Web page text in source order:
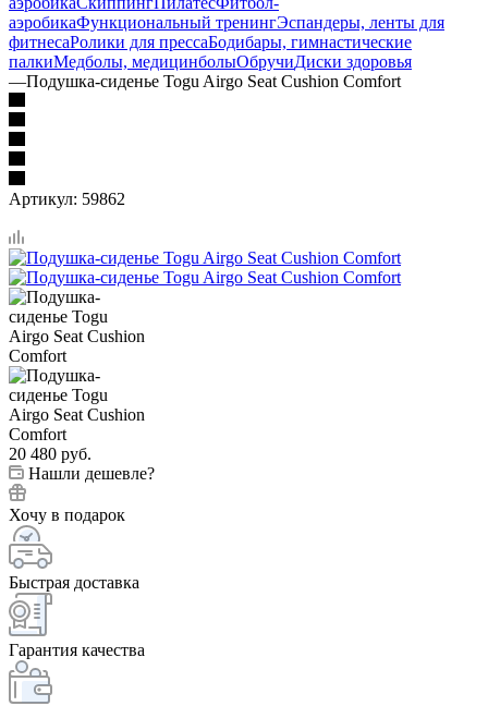
аэробикаФункциональный тренингЭспандеры, ленты для
фитнесаРолики для прессаБодибары, гимнастические
палкиМедболы, медицинболыОбручиДиски здоровья
—Подушка-сиденье Togu Airgo Seat Cushion Comfort
Артикул: 59862
20 480 руб.
Нашли дешевле?
Хочу в подарок
Быстрая доставка
Гарантия качества